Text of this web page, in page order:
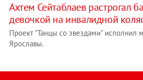
Ахтем Сейтаблаев растрогал
девочкой на инвалидной
Проект "Танцы со звездами" исполнил
Ярославы.